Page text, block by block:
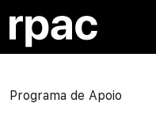
Programa de Apoio